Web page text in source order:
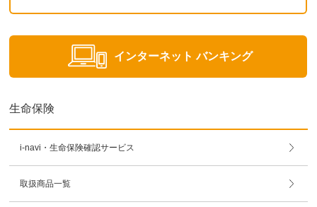
インターネット バンキング
生命保険
i-navi・生命保険確認サービス
取扱商品一覧